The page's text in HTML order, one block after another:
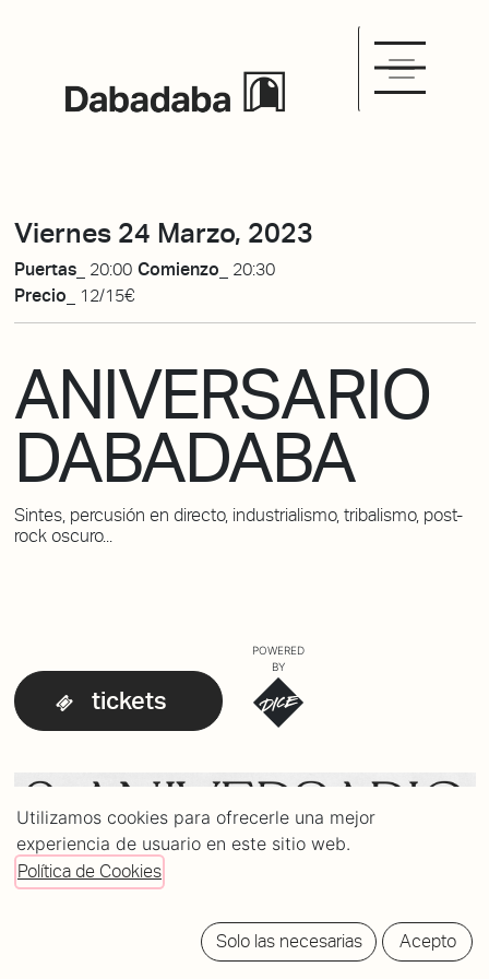
Viernes 24 Marzo, 2023
Puertas_ 20:00 Comienzo_ 20:30
Precio_
12/15€
ANIVERSARIO
DABADABA
Sintes, percusión en directo, industrialismo, tribalismo, post-
rock oscuro...
tickets
POWERED
BY
Utilizamos cookies para ofrecerle una mejor
experiencia de usuario en este sitio web.
Política de Cookies
Solo las necesarias Acepto